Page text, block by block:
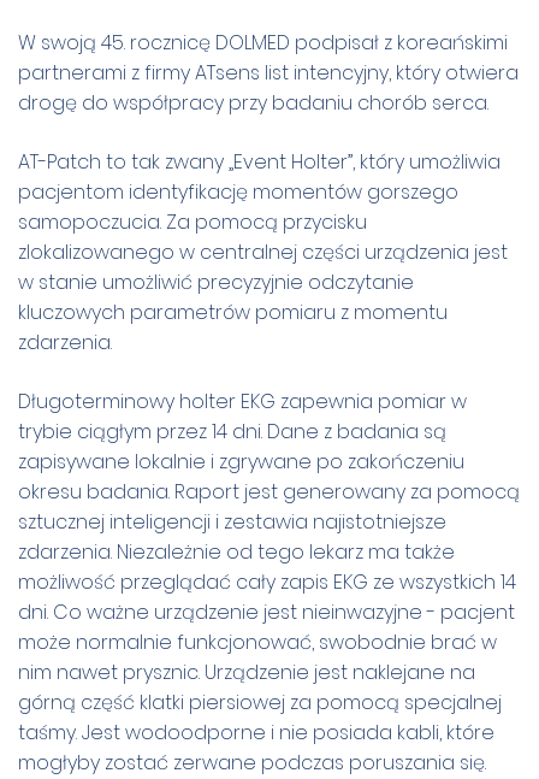
W swoją 45. rocznicę DOLMED podpisał z koreańskimi
partnerami z firmy ATsens list intencyjny, który otwiera
drogę do współpracy przy badaniu chorób serca.
AT-Patch to tak zwany „Event Holter”, który umożliwia
pacjentom identyfikację momentów gorszego
samopoczucia. Za pomocą przycisku
zlokalizowanego w centralnej części urządzenia jest
w stanie umożliwić precyzyjnie odczytanie
kluczowych parametrów pomiaru z momentu
zdarzenia.
Długoterminowy holter EKG zapewnia pomiar w
trybie ciągłym przez 14 dni. Dane z badania są
zapisywane lokalnie i zgrywane po zakończeniu
okresu badania. Raport jest generowany za pomocą
sztucznej inteligencji i zestawia najistotniejsze
zdarzenia. Niezależnie od tego lekarz ma także
możliwość przeglądać cały zapis EKG ze wszystkich 14
dni. Co ważne urządzenie jest nieinwazyjne - pacjent
może normalnie funkcjonować, swobodnie brać w
nim nawet prysznic. Urządzenie jest naklejane na
górną część klatki piersiowej za pomocą specjalnej
taśmy. Jest wodoodporne i nie posiada kabli, które
mogłyby zostać zerwane podczas poruszania się.